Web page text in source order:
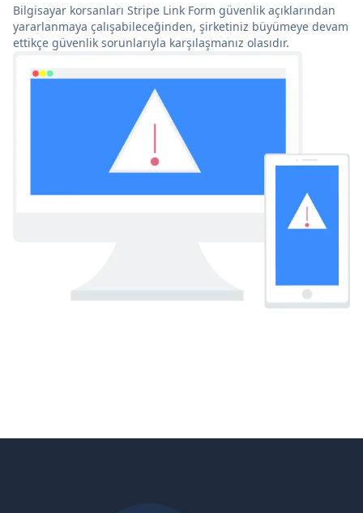
Bilgisayar korsanları Stripe Link Form güvenlik açıklarından
yararlanmaya çalışabileceğinden, şirketiniz büyümeye devam
ettikçe güvenlik sorunlarıyla karşılaşmanız olasıdır.